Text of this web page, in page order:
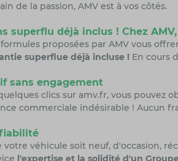
de la passion, AMV est à vos côtés.
superflu déjà inclus ! Chez
formules proposées par AMV vous
superflue déjà incluse ! En cours
sans engagement
clics sur amv.fr, vous pouvez
commerciale indésirable ! Aucun
votre véhicule soit neuf, d'occasion,
l'expertise et la solidité d'un